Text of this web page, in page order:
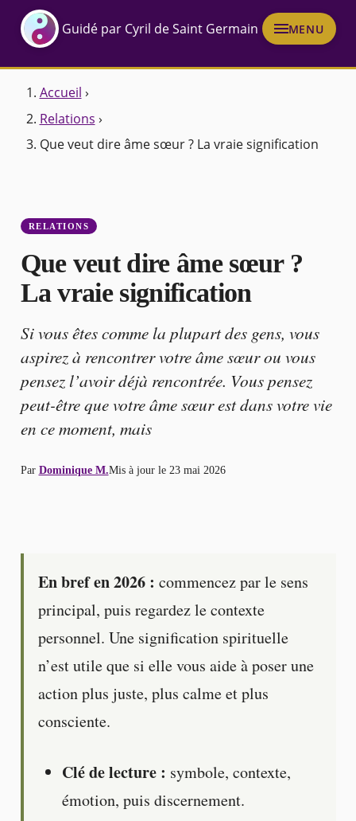
Guidé par Cyril de Saint Germain MENU
Accueil ›
Relations ›
Que veut dire âme sœur ? La vraie signification
RELATIONS
Que veut dire âme sœur ?
La vraie signification
Si vous êtes comme la plupart des gens, vous
aspirez à rencontrer votre âme sœur ou vous
pensez l’avoir déjà rencontrée. Vous pensez
peut-être que votre âme sœur est dans votre vie
en ce moment, mais
Par Dominique M.Mis à jour le 23 mai 2026
En bref en 2026 : commencez par le sens
principal, puis regardez le contexte
personnel. Une signification spirituelle
n’est utile que si elle vous aide à poser une
action plus juste, plus calme et plus
consciente.
Clé de lecture : symbole, contexte,
émotion, puis discernement.